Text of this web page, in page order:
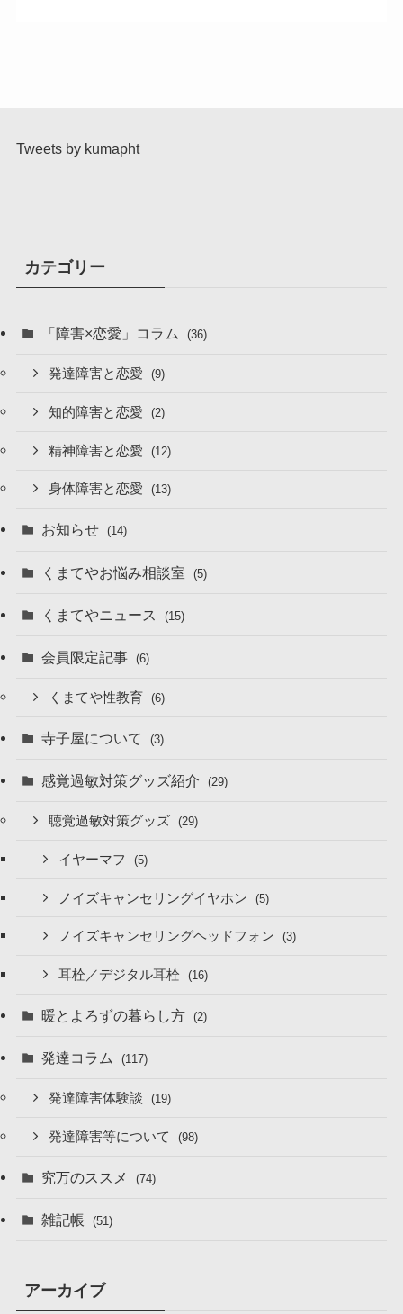
Tweets by kumapht
カテゴリー
「障害×恋愛」コラム (36)
発達障害と恋愛 (9)
知的障害と恋愛 (2)
精神障害と恋愛 (12)
身体障害と恋愛 (13)
お知らせ (14)
くまてやお悩み相談室 (5)
くまてやニュース (15)
会員限定記事 (6)
くまてや性教育 (6)
寺子屋について (3)
感覚過敏対策グッズ紹介 (29)
聴覚過敏対策グッズ (29)
イヤーマフ (5)
ノイズキャンセリングイヤホン (5)
ノイズキャンセリングヘッドフォン (3)
耳栓／デジタル耳栓 (16)
暖とよろずの暮らし方 (2)
発達コラム (117)
発達障害体験談 (19)
発達障害等について (98)
究万のススメ (74)
雑記帳 (51)
アーカイブ